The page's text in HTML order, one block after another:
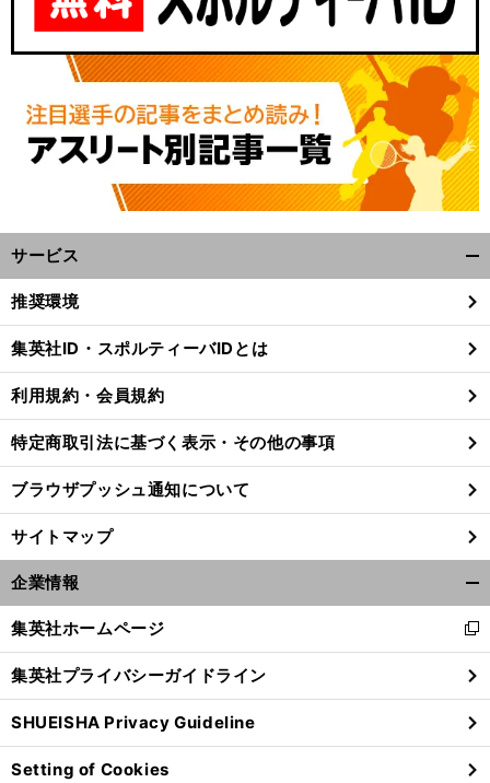
サービス
閉
る
推奨環境
集英社ID・スポルティーバIDとは
利用規約・会員規約
特定商取引法に基づく表示・その他の事項
ブラウザプッシュ通知について
サイトマップ
企業情報
閉
る
集英社ホームページ
新
し
い
ウ
ィ
ン
ド
集英社プライバシーガイドライン
SHUEISHA Privacy Guideline
Setting of Cookies